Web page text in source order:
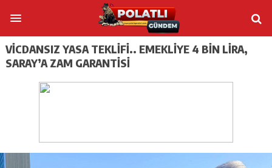
VICDANSIZ YASA TEKLIFI.. EMEKLIYE 4 BIN LIRA,
SARAY’A ZAM GARANTISI